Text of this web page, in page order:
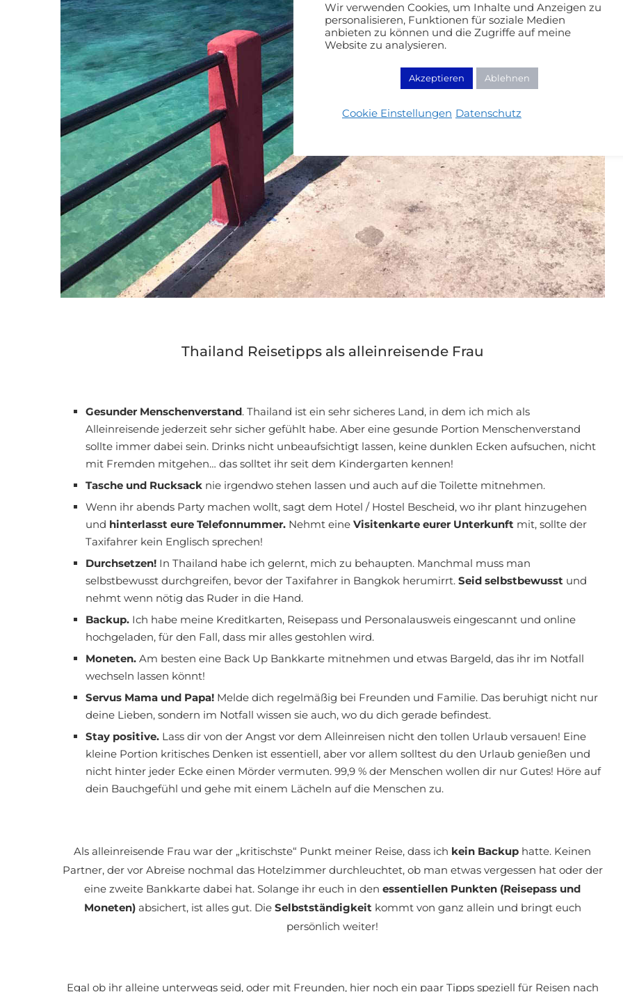
Thailand Reisetipps als alleinreisende Frau
Gesunder Menschenverstand. Thailand ist ein sehr sicheres Land, in dem ich mich als
Alleinreisende jederzeit sehr sicher gefühlt habe. Aber eine gesunde Portion Menschenverstand
sollte immer dabei sein. Drinks nicht unbeaufsichtigt lassen, keine dunklen Ecken aufsuchen, nicht
mit Fremden mitgehen… das solltet ihr seit dem Kindergarten kennen!
Tasche und Rucksack nie irgendwo stehen lassen und auch auf die Toilette mitnehmen.
Wenn ihr abends Party machen wollt, sagt dem Hotel / Hostel Bescheid, wo ihr plant hinzugehen
und hinterlasst eure Telefonnummer. Nehmt eine Visitenkarte eurer Unterkunft mit, sollte der
Taxifahrer kein Englisch sprechen!
Durchsetzen! In Thailand habe ich gelernt, mich zu behaupten. Manchmal muss man
selbstbewusst durchgreifen, bevor der Taxifahrer in Bangkok herumirrt. Seid selbstbewusst und
nehmt wenn nötig das Ruder in die Hand.
Backup. Ich habe meine Kreditkarten, Reisepass und Personalausweis eingescannt und online
hochgeladen, für den Fall, dass mir alles gestohlen wird.
Moneten. Am besten eine Back Up Bankkarte mitnehmen und etwas Bargeld, das ihr im Notfall
wechseln lassen könnt!
Servus Mama und Papa! Melde dich regelmäßig bei Freunden und Familie. Das beruhigt nicht nur
deine Lieben, sondern im Notfall wissen sie auch, wo du dich gerade befindest.
Stay positive. Lass dir von der Angst vor dem Alleinreisen nicht den tollen Urlaub versauen! Eine
kleine Portion kritisches Denken ist essentiell, aber vor allem solltest du den Urlaub genießen und
nicht hinter jeder Ecke einen Mörder vermuten. 99,9 % der Menschen wollen dir nur Gutes! Höre auf
dein Bauchgefühl und gehe mit einem Lächeln auf die Menschen zu.
Als alleinreisende Frau war der „kritischste“ Punkt meiner Reise, dass ich kein Backup hatte. Keinen
Partner, der vor Abreise nochmal das Hotelzimmer durchleuchtet, ob man etwas vergessen hat oder der
eine zweite Bankkarte dabei hat. Solange ihr euch in denessentiellen Punkten (Reisepass und
Moneten)absichert, ist alles gut. Die Selbstständigkeitkommt von ganz allein und bringt euch
persönlich weiter!
Egal ob ihr alleine unterwegs seid, oder mit Freunden, hier noch ein paar Tipps speziell für Reisen nach
Wir verwenden Cookies, um Inhalte und Anzeigen zu
personalisieren, Funktionen für soziale Medien
anbieten zu können und die Zugriffe auf meine
Website zu analysieren.
Akzeptieren Ablehnen
Cookie Einstellungen Datenschutz